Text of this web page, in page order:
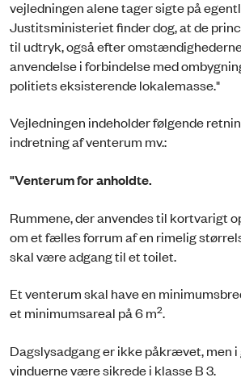
vejledningen alene tager sigte på
Justitsministeriet finder dog, at de
til udtryk, også efter
anvendelse i forbindelse med
politiets eksisterende lokalemasse."
Vejledningen indeholder følgende
indretning af venterum mv.:
"Venterum for anholdte.
Rummene, der anvendes til kortvarigt
om et fælles forrum af en rimelig
skal være adgang til et toilet.
Et venterum skal have en
et minimumsareal på 6 m2.
Dagslysadgang er ikke påkrævet, men
vinduerne være sikrede i klasse B 3.